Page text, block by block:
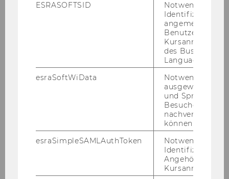
Corona: Infoblätter der
Schuldenberatungen
Führung und zeitgemäße
Organisationsformen
SamariterInnen führen
COVID-Drive-In-
Niederösterreich durch
Das Management des
Ungewissen
Internationale Gedanken
zur nationalen Situation
ESRASOFTSID
Notwendig zur
Identifizierung
angemeldeten
Benutzers im
des Business
Language
esraSoftWiData
Notwendig um
ausgewählte
und
Besuchers
nachverfolgen
können.
esraSimpleSAMLAuthToken
Notwendig zur
Identifizierung
Angehörige/r für
Kursanmeldung.